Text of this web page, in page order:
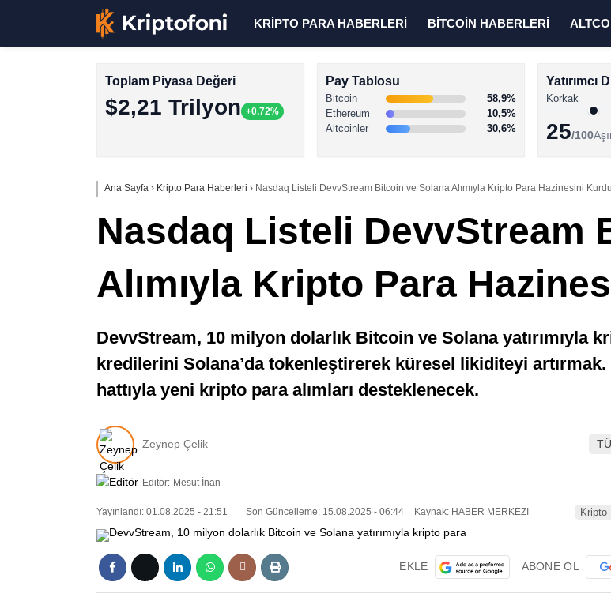
KRİPTO PARA HABERLERİ BİTCOİN HABERLERİ
Toplam Piyasa Değeri
$2,21 Trilyon +0.72%
Pay Tablosu
Bitcoin
58,9%
Ethereum
10,5%
Altcoinler
30,6%
Yatırımcı
Korkak
25/100
Ana Sayfa › Kripto Para Haberleri › Nasdaq Listeli DevvStream Bitcoin ve Solana Alımıyla Kripto Para Hazinesini Kurdu
Nasdaq Listeli DevvStream
Alımıyla Kripto Para
DevvStream, 10 milyon dolarlık Bitcoin ve Solana yatırımıyla
kredilerini Solana’da tokenleştirerek küresel likiditeyi
hattıyla yeni kripto para alımları desteklenecek.
Zeynep Çelik
Editör: Mesut İnan
Yayınlandı: 01.08.2025 - 21:51 Son Güncelleme: 15.08.2025 - 06:44 Kaynak: HABER MERKEZI Kripto
EKLE ABONE OL